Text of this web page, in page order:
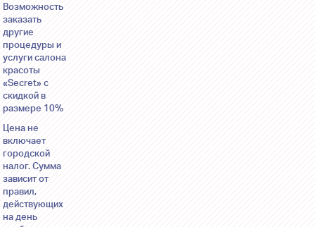
Возможность
заказать
другие
процедуры и
услуги салона
красоты
«Secret» с
скидкой в
размере 10%
Цена не
включает
городской
налог. Сумма
зависит от
правил,
действующих
на день